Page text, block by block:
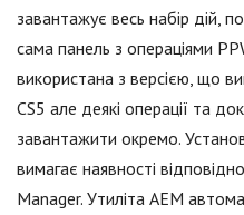
завантажує весь набір дій,
сама панель з операціями
використана з версією, що
CS5 але деякі операції та
завантажити окремо.
вимагає наявності
Manager. Утиліта AEM